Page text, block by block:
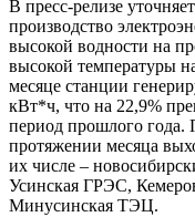
В пресс-релизе
производство
высокой водности на
высокой температуры
месяце станции
кВт*ч, что на 22,9%
период прошлого года.
протяжении месяца
их числе –
Усинская ГРЭС,
Минусинская ТЭЦ.